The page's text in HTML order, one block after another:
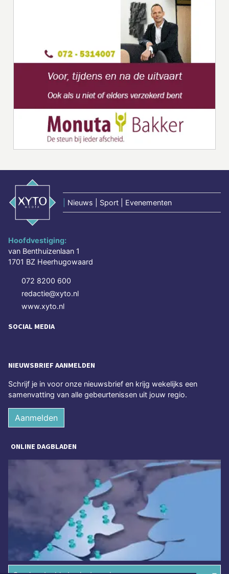
Nieuws | Sport | Evenementen
Hoofdvestiging:
van Benthuizenlaan 1
1701 BZ Heerhugowaard
072 8200 600
redactie@xyto.nl
www.xyto.nl
SOCIAL MEDIA
NIEUWSBRIEF AANMELDEN
Schrijf je in voor onze nieuwsbrief en krijg wekelijks een
samenvatting van alle gebeurtenissen uit jouw regio.
Aanmelden
ONLINE DAGBLADEN